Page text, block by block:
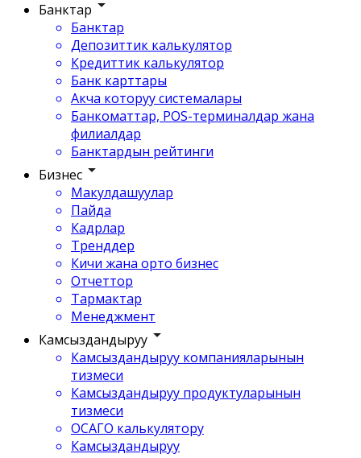
Банктар
Банктар
Депозиттик калькулятор
Кредиттик калькулятор
Банк карттары
Акча которуу системалары
Банкоматтар, POS-терминалдар жана
филиалдар
Банктардын рейтинги
Бизнес
Макулдашуулар
Пайда
Кадрлар
Тренддер
Кичи жана орто бизнес
Отчеттор
Тармактар
Менеджмент
Камсыздандыруу
Камсыздандыруу компанияларынын
тизмеси
Камсыздандыруу продуктуларынын
тизмеси
ОСАГО калькулятору
Камсыздандыруу